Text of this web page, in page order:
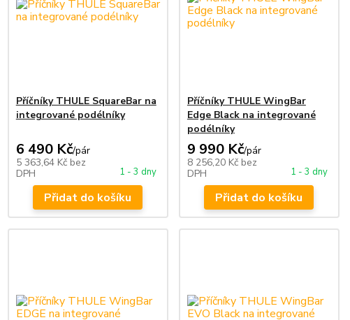
Příčníky THULE SquareBar na
integrované podélníky
6 490 Kč/pár
5 363,64 Kč bez
DPH
1 - 3 dny
Přidat do košíku
Příčníky THULE WingBar
Edge Black na integrované
podélníky
9 990 Kč/pár
8 256,20 Kč bez
DPH
1 - 3 dny
Přidat do košíku